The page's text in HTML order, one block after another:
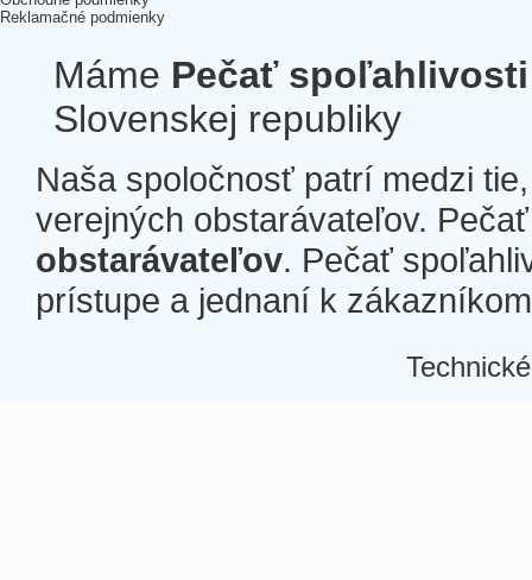
Reklamačné podmienky
Máme Pečať spoľahlivosti
Slovenskej republiky
Naša spoločnosť patrí medzi
verejných obstarávateľov.
obstarávateľov. Pečať
prístupe a jednaní k